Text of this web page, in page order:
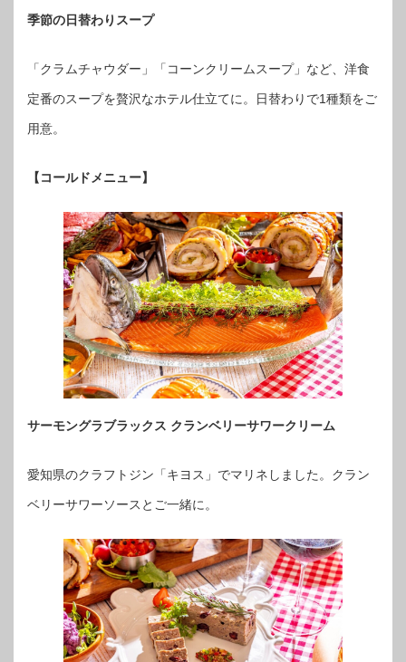
季節の日替わりスープ
「クラムチャウダー」「コーンクリームスープ」など、洋食
定番のスープを贅沢なホテル仕立てに。日替わりで1種類をご
用意。
【コールドメニュー】
サーモングラブラックス クランベリーサワークリーム
愛知県のクラフトジン「キヨス」でマリネしました。クラン
ベリーサワーソースとご一緒に。